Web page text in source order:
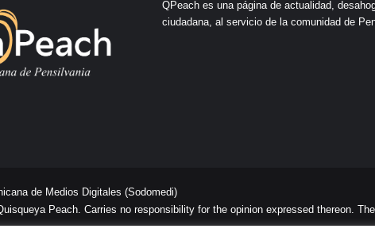
QPeach es una página de actualidad,
ciudadana, al servicio de la comunidad de
de Medios Digitales (Sodomedi)
Peach. Carries no responsibility for the opinion expressed thereon.